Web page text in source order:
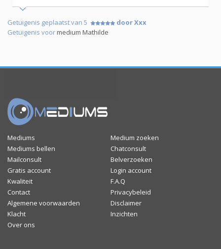
Getuigenis geplaatst van 5
door Xxx
Getuigenis voormedium Mathilde
Mediums
Medium zoeken
Mediums bellen
Chatconsult
Mailconsult
Belverzoeken
Gratis account
Login account
Kwaliteit
F.A.Q
Contact
Privacybeleid
Algemene voorwaarden
Disclaimer
Klacht
Inzichten
Over ons